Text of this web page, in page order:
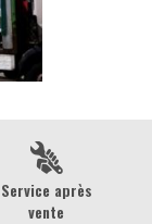
Service après
vente